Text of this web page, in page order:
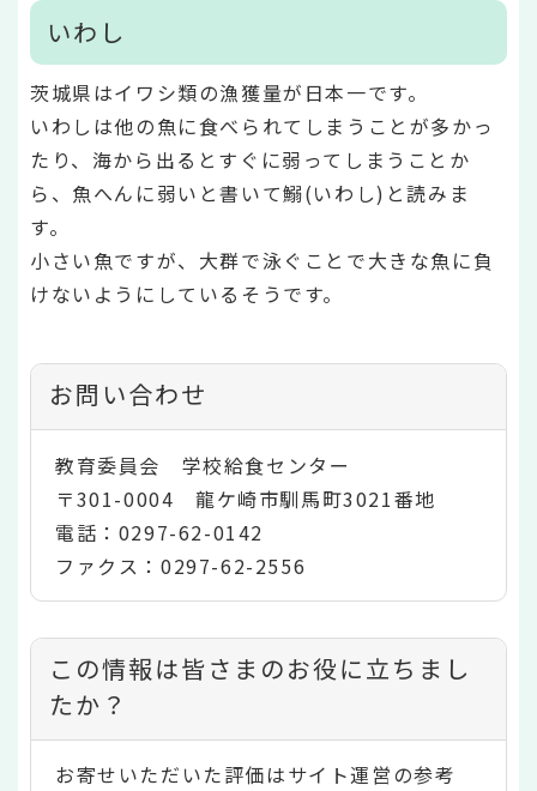
いわし
茨城県はイワシ類の漁獲量が日本一です。
いわしは他の魚に食べられてしまうことが多かっ
たり、海から出るとすぐに弱ってしまうことか
ら、魚へんに弱いと書いて鰯(いわし)と読みま
す。
小さい魚ですが、大群で泳ぐことで大きな魚に負
けないようにしているそうです。
お問い合わせ
教育委員会 学校給食センター
〒301-0004 龍ケ崎市馴馬町3021番地
電話：0297-62-0142
ファクス：0297-62-2556
コ
ン
テ
この情報は皆さまのお役に立ちまし
たか？
お寄せいただいた評価はサイト運営の参考